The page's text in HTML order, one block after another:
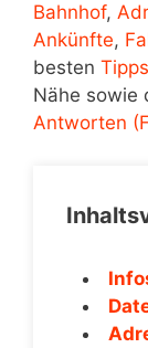
Bahnhof,
Ankünfte,
besten
Nähe sowie
Antworten